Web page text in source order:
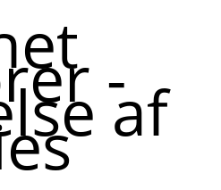
-
af